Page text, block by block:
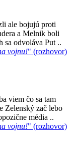
ale bojujú proti
a Melnik boli
sa odvoláva Put ..
vojnu!" (rozhovor)
viem čo sa tam
Zelenský zač lebo
média ..
vojnu!" (rozhovor)